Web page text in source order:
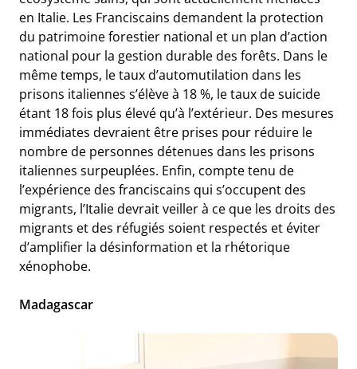
en Italie. Les Franciscains demandent la protection
du patrimoine forestier national et un plan d’action
national pour la gestion durable des forêts. Dans le
même temps, le taux d’automutilation dans les
prisons italiennes s’élève à 18 %, le taux de suicide
étant 18 fois plus élevé qu’à l’extérieur. Des mesures
immédiates devraient être prises pour réduire le
nombre de personnes détenues dans les prisons
italiennes surpeuplées. Enfin, compte tenu de
l’expérience des franciscains qui s’occupent des
migrants, l’Italie devrait veiller à ce que les droits des
migrants et des réfugiés soient respectés et éviter
d’amplifier la désinformation et la rhétorique
xénophobe.
Madagascar